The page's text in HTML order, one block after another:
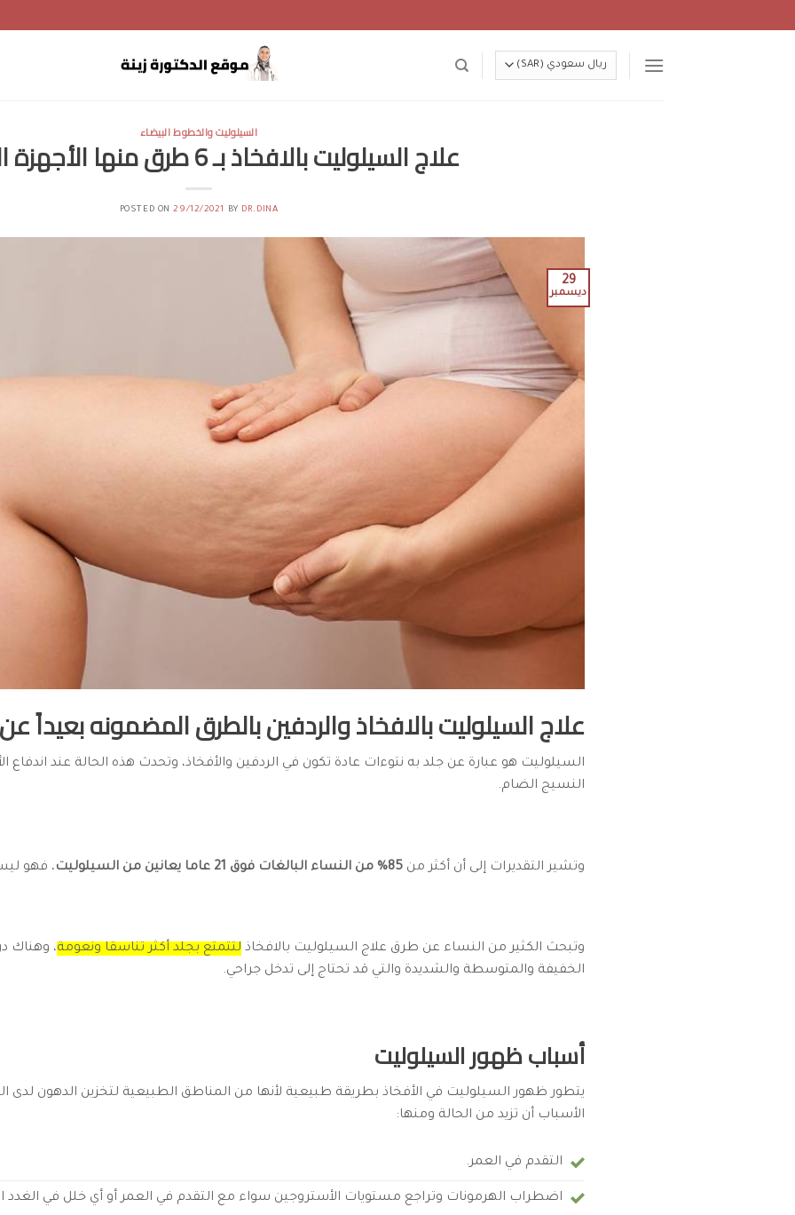
to
السيلوليت والخطوط البيضاء
علاج السيلوليت بالافخاذ بـ 6 طرق منها الأجهزة المنزلية
POSTED ON29/12/2021 BY DR.DINA
29
ديسمبر
علاج السيلوليت بالافخاذ والردفين بالطرق المضمونه بعيداً عن
السيلوليت هو عبارة عن جلد به نتوءات عادة تكون في الردفين والأفخاذ، وتحدث هذه الحالة عند
النسيج الضام.
وتشير التقديرات إلى أن أكثر من 85% من النساء البالغات فوق 21 عاما يعانين من السيلوليت ، فهو
وتبحث الكثير من النساء عن طرق علاج السيلوليت بالافخاذ لتتمتع بجلد أكثر تناسقا ونعومة، وهناك
الخفيفة والمتوسطة والشديدة والتي قد تحتاج إلى تدخل جراحي.
أسباب ظهور السيلوليت
يتطور ظهور السيلوليت في الأفخاذ بطريقة طبيعية لأنها من المناطق الطبيعية لتخزين الدهون
الأسباب أن تزيد من الحالة ومنها:
التقدم في العمر.
اضطراب الهرمونات وتراجع مستويات الأستروجين سواء مع التقدم في العمر أو أي خلل في الغدد